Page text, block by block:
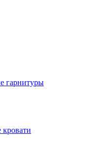
гарнитуры